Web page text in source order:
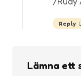
Reply
Lämna ett